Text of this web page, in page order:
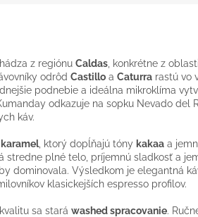
z regiónu Caldas , konkrétne z
odrôd Castillo a Caturra rastú vo
podnebie a ideálna mikroklíma
odkazuje na sopku Nevado del
káv.
karamel, ktorý dopĺňajú tóny kakaa a
stredne plné telo, príjemnú sladkosť a
dominovala. Výsledkom je elegantná
klasickejších espresso profilov.
sa stará washed spracovanie.